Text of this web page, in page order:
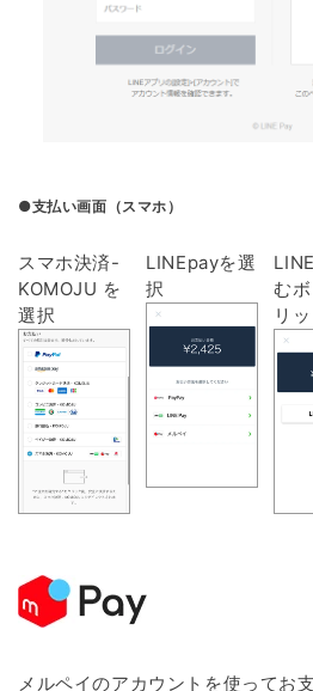
●支払い画面（スマホ）
スマホ決済-
KOMOJU を
選択
LINEpayを選
択
む
リ
メルペイのアカウントを使ってお